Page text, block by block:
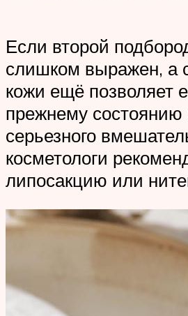
Если второй
слишком выражен, а
кожи ещё позволяет
прежнему состоянию
серьезного
косметологи
липосакцию или